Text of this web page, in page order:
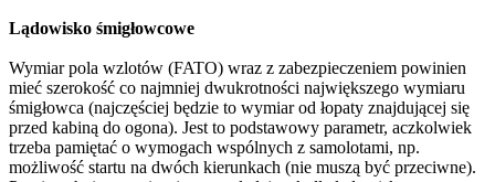
Lądowisko śmigłowcowe
Wymiar pola wzlotów (FATO) wraz z zabezpieczeniem powinien
mieć szerokość co najmniej dwukrotności największego wymiaru
śmigłowca (najczęściej będzie to wymiar od łopaty znajdującej się
przed kabiną do ogona). Jest to podstawowy parametr, aczkolwiek
trzeba pamiętać o wymogach wspólnych z samolotami, np.
możliwość startu na dwóch kierunkach (nie muszą być przeciwne).